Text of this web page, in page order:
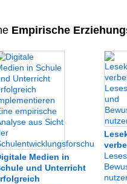
Empirische
Medien in
und Unterricht